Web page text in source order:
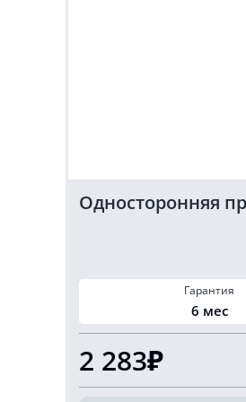
Односторонняя
Гарантия
6 мес
2 283₽